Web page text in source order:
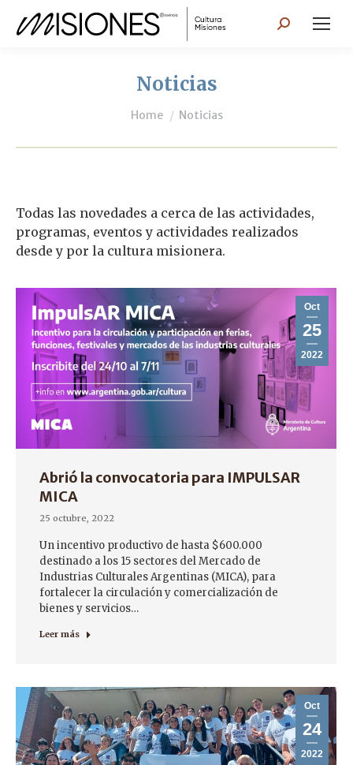
Search:
Noticias
You are here:
Home Noticias
Todas las novedades a cerca de las actividades,
programas, eventos y actividades realizados
desde y por la cultura misionera.
Oct
25
2022
Abrió la convocatoria para IMPULSAR
MICA
25 octubre, 2022
Un incentivo productivo de hasta $600.000
destinado a los 15 sectores del Mercado de
Industrias Culturales Argentinas (MICA), para
fortalecer la circulación y comercialización de
bienes y servicios…
Leer más
Oct
24
2022